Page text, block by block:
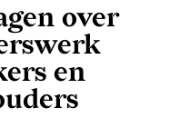
over
en